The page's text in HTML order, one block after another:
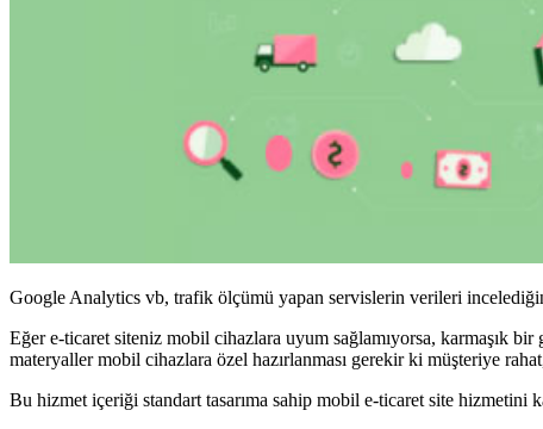
Google Analytics vb, trafik ölçümü yapan servislerin verileri
Eğer e-ticaret siteniz mobil cihazlara uyum sağlamıyorsa, karmaşık
materyaller mobil cihazlara özel hazırlanması gerekir ki müşteriye
Bu hizmet içeriği standart tasarıma sahip mobil e-ticaret site hizmetini